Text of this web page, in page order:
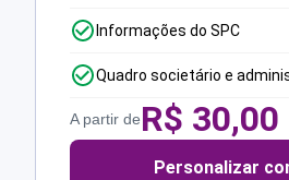
Informações do SPC
Quadro societário e
A partir deR$ 30,00
Personalizar